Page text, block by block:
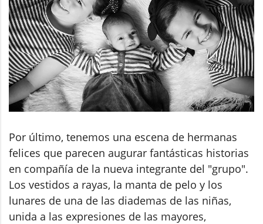
Por último, tenemos una escena de hermanas
felices que parecen augurar fantásticas historias
en compañía de la nueva integrante del "grupo".
Los vestidos a rayas, la manta de pelo y los
lunares de una de las diademas de las niñas,
unida a las expresiones de las mayores,